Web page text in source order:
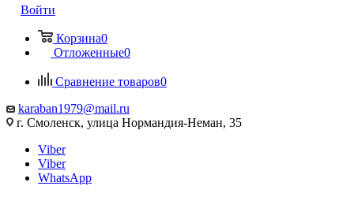
Войти
Корзина0
Отложенные0
Сравнение товаров0
karaban1979@mail.ru
г. Смоленск, улица Нормандия-Неман, 35
Viber
Viber
WhatsApp